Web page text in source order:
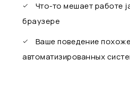
Что-то мешает работе
браузере
Ваше поведение
автоматизированных